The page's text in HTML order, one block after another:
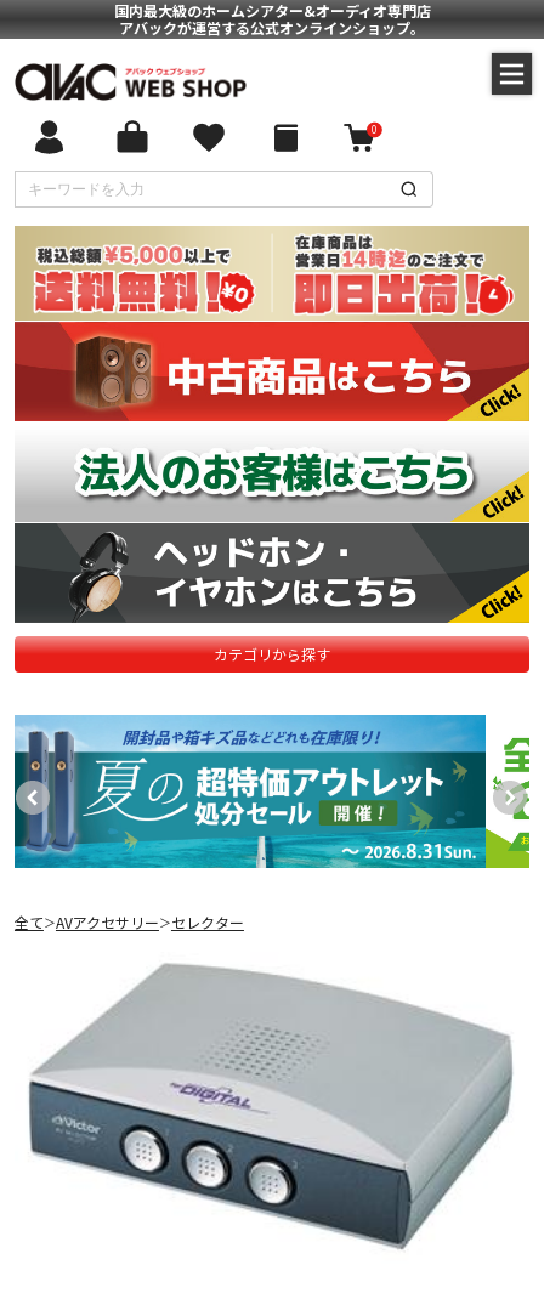
国内最大級のホームシアター&オーディオ専門店
アバックが運営する公式オンラインショップ。
0
カテゴリから探す
全て＞AVアクセサリー＞セレクター